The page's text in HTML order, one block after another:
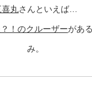
喜丸さんといえば…
！のクルーザーがあ
み。